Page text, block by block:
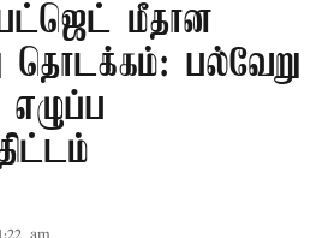
மீதான
தொடக்கம்: பல்வேறு